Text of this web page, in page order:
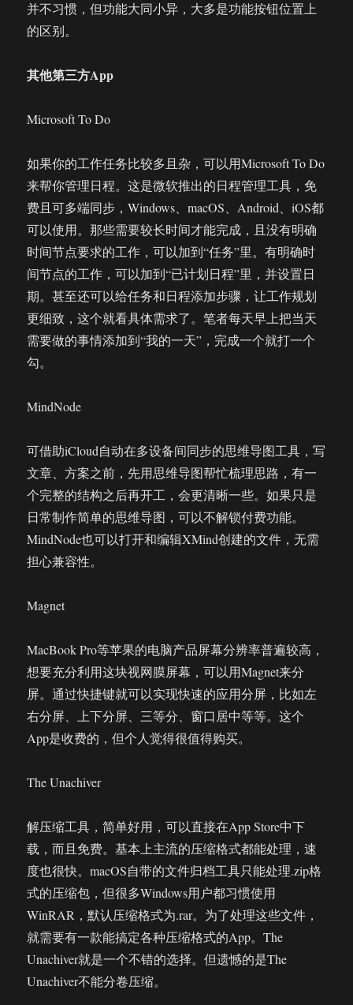
并不习惯，但功能大同小异，大多是功能按钮位置上
的区别。
其他第三方App
Microsoft To Do
如果你的工作任务比较多且杂，可以用Microsoft To Do
来帮你管理日程。这是微软推出的日程管理工具，免
费且可多端同步，Windows、macOS、Android、iOS都
可以使用。那些需要较长时间才能完成，且没有明确
时间节点要求的工作，可以加到“任务”里。有明确时
间节点的工作，可以加到“已计划日程”里，并设置日
期。甚至还可以给任务和日程添加步骤，让工作规划
更细致，这个就看具体需求了。笔者每天早上把当天
需要做的事情添加到“我的一天”，完成一个就打一个
勾。
MindNode
可借助iCloud自动在多设备间同步的思维导图工具，写
文章、方案之前，先用思维导图帮忙梳理思路，有一
个完整的结构之后再开工，会更清晰一些。如果只是
日常制作简单的思维导图，可以不解锁付费功能。
MindNode也可以打开和编辑XMind创建的文件，无需
担心兼容性。
Magnet
MacBook Pro等苹果的电脑产品屏幕分辨率普遍较高，
想要充分利用这块视网膜屏幕，可以用Magnet来分
屏。通过快捷键就可以实现快速的应用分屏，比如左
右分屏、上下分屏、三等分、窗口居中等等。这个
App是收费的，但个人觉得很值得购买。
The Unachiver
解压缩工具，简单好用，可以直接在App Store中下
载，而且免费。基本上主流的压缩格式都能处理，速
度也很快。macOS自带的文件归档工具只能处理.zip格
式的压缩包，但很多Windows用户都习惯使用
WinRAR，默认压缩格式为.rar。为了处理这些文件，
就需要有一款能搞定各种压缩格式的App。The
Unachiver就是一个不错的选择。但遗憾的是The
Unachiver不能分卷压缩。